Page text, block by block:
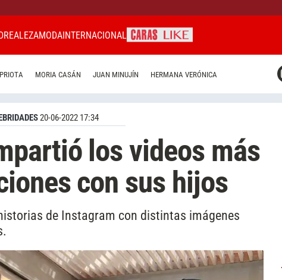
REALEZAMODAINTERNACIONAL
MORIA CASÁN JUAN MINUJÍN HERMANA VERÓNICA
20-06-2022 17:34
los videos más
con sus hijos
de Instagram con distintas imágenes